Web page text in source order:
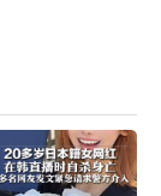
时常用爱国